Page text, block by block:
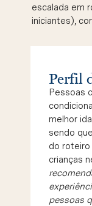
escalada em
iniciantes),
Perfil
Pessoas
melhor
sendo
do roteiro
crianças
pessoas